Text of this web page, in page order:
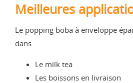
Meilleures
Le popping boba à enveloppe
dans :
Le milk tea
Les boissons en livraison